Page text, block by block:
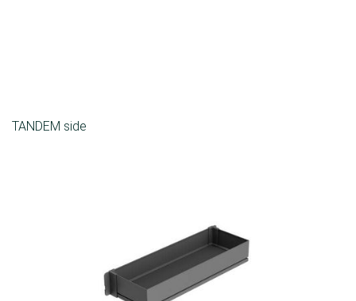
TANDEM side